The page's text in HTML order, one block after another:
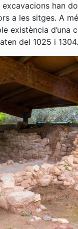
excavacions han
a les sitges. A
existència d’una
del 1025 i 1304.